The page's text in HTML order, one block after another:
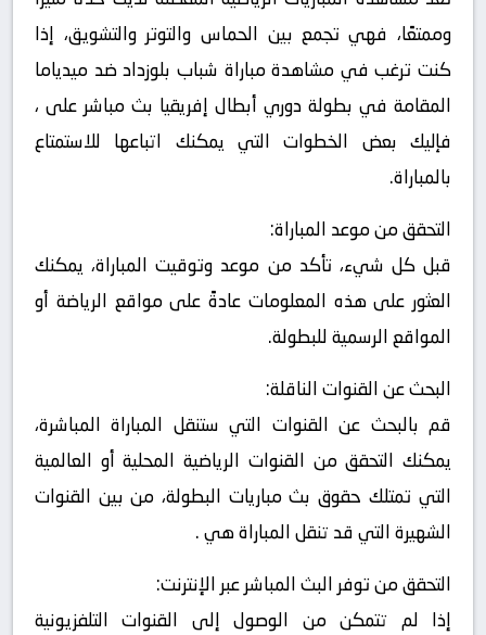
وممتعًا، فهي تجمع بين الحماس والتوتر والتشويق، إذا
كنت ترغب في مشاهدة مباراة شباب بلوزداد ضد ميدياما
المقامة في بطولة دوري أبطال إفريقيا بث مباشر على ،
فإليك بعض الخطوات التي يمكنك اتباعها للاستمتاع
بالمباراة.
التحقق من موعد المباراة:
قبل كل شيء، تأكد من موعد وتوقيت المباراة، يمكنك
العثور على هذه المعلومات عادةً على مواقع الرياضة أو
المواقع الرسمية للبطولة.
البحث عن القنوات الناقلة:
قم بالبحث عن القنوات التي ستنقل المباراة المباشرة،
يمكنك التحقق من القنوات الرياضية المحلية أو العالمية
التي تمتلك حقوق بث مباريات البطولة، من بين القنوات
الشهيرة التي قد تنقل المباراة هي .
التحقق من توفر البث المباشر عبر الإنترنت:
إذا لم تتمكن من الوصول إلى القنوات التلفزيونية